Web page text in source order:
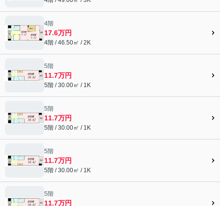
4階
17.6万円
4階 / 46.50㎡ / 2K
5階
11.7万円
5階 / 30.00㎡ / 1K
5階
11.7万円
5階 / 30.00㎡ / 1K
5階
11.7万円
5階 / 30.00㎡ / 1K
5階
11.7万円